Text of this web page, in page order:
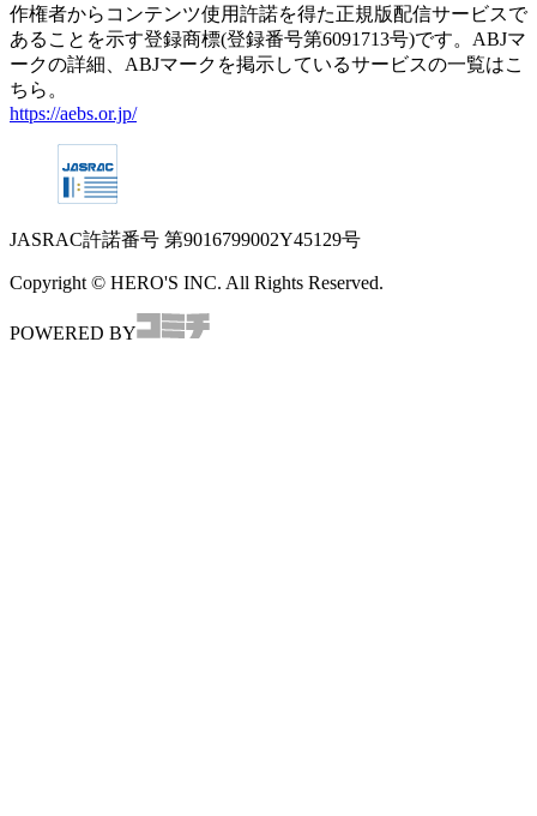
作権者からコンテンツ使用許諾を得た正規版配信サービスで
あることを示す登録商標(登録番号第6091713号)です。ABJマ
ークの詳細、ABJマークを掲示しているサービスの一覧はこ
ちら。
https://aebs.or.jp/
JASRAC許諾番号 第9016799002Y45129号
Copyright © HERO'S INC. All Rights Reserved.
POWERED BY